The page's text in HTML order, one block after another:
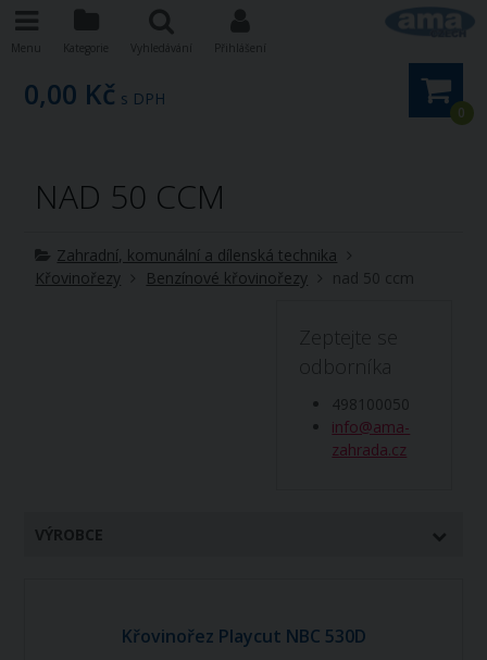
0
0,00 Kč s DPH
NAD 50 CCM
Zahradní, komunální a dílenská technika
Křovinořezy
Benzínové křovinořezy nad 50 ccm
Zeptejte se
odborníka
498100050
info@ama-
zahrada.cz
VÝROBCE
Křovinořez Playcut NBC 530D
Menu Kategorie Vyhledávání Přihlášení